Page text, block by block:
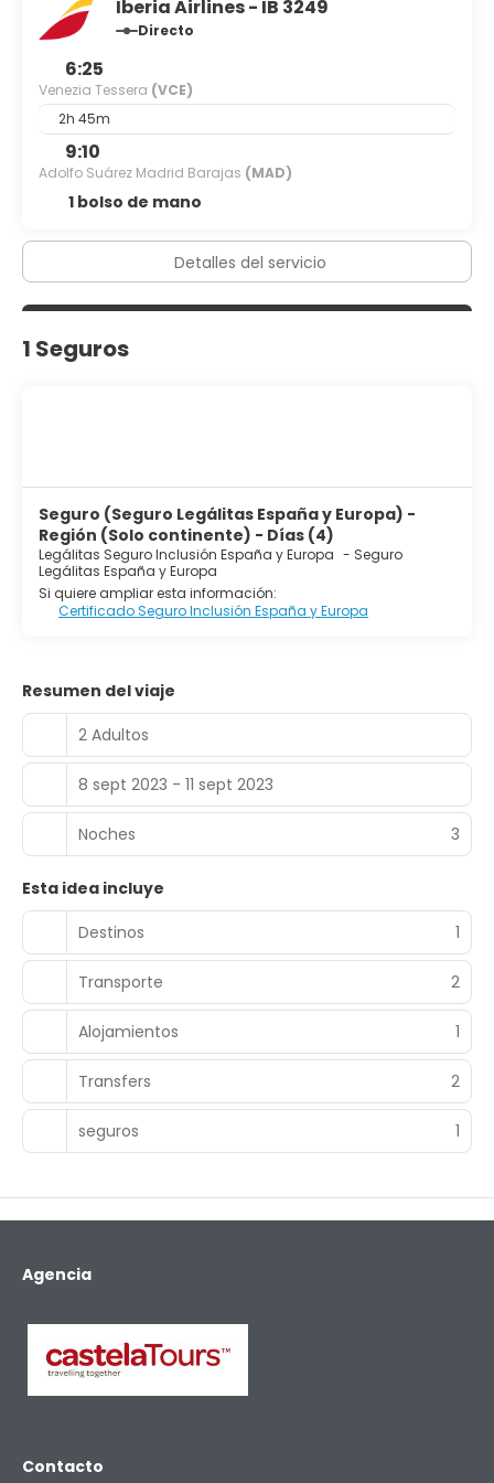
Iberia Airlines - IB 3249
Directo
6:25
Venezia Tessera (VCE)
2h 45m
9:10
Adolfo Suárez Madrid Barajas (MAD)
1 bolso de mano
Detalles del servicio
1 Seguros
Seguro (Seguro Legálitas España y Europa) -
Región (Solo continente) - Días (4)
Legálitas Seguro Inclusión España y Europa - Seguro
Legálitas España y Europa
Si quiere ampliar esta información:
Certificado Seguro Inclusión España y Europa
Resumen del viaje
2 Adultos
8 sept 2023 - 11 sept 2023
Noches 3
Esta idea incluye
Destinos
1
Transporte 2
Alojamientos 1
Transfers 2
seguros 1
Agencia
Contacto